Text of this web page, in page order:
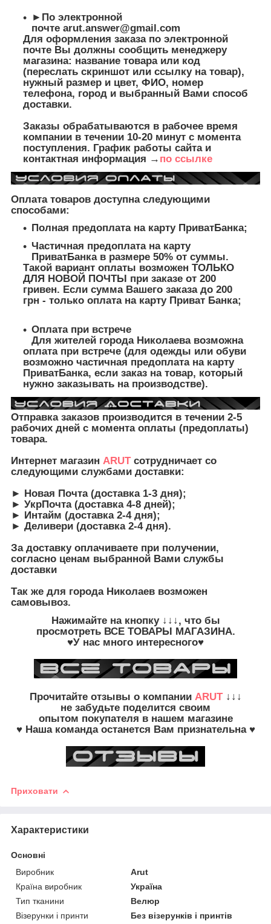
►По электронной
почте arut.answer@gmail.com
Для оформления заказа по электронной
почте Вы должны сообщить менеджеру
магазина: название товара или код
(переслать скриншот или ссылку на товар),
нужный размер и цвет, ФИО, номер
телефона, город и выбранный Вами способ
доставки.
Заказы обрабатываются в рабочее время
компании в течении 10-20 минут с момента
поступления. График работы сайта и
контактная информация → по ссылке
Оплата товаров доступна следующими
способами:
Полная предоплата на карту ПриватБанка;
Частичная предоплата на карту
ПриватБанка в размере 50% от суммы.
Такой вариант оплаты возможен ТОЛЬКО
ДЛЯ НОВОЙ ПОЧТЫ при заказе от 200
гривен. Если сумма Вашего заказа до 200
грн - только оплата на карту Приват Банка;
Оплата при встрече
Для жителей города Николаева возможна
оплата при встрече (для одежды или обуви
возможно частичная предоплата на карту
ПриватБанка, если заказ на товар, который
нужно заказывать на производстве).
Отправка заказов производится в течении 2-5
рабочих дней с момента оплаты (предоплаты)
товара.
Интернет магазин ARUTсотрудничает со
следующими службами доставки:
► Новая Почта (доставка 1-3 дня);
► УкрПочта (доставка 4-8 дней);
► Интайм (доставка 2-4 дня);
► Деливери (доставка 2-4 дня).
За доставку оплачиваете при получении,
согласно ценам выбранной Вами службы
доставки
Так же для города Николаев возможен
самовывоз.
Нажимайте на кнопку↓↓↓, что бы
просмотреть ВСЕ ТОВАРЫ МАГАЗИНА.
♥У нас много интересного♥
Прочитайте отзывы о компании ARUT↓↓↓
не забудьте поделится своим
опытом покупателя в нашем магазине
♥ Наша команда останется Вам признательна ♥
Приховати
Характеристики
Основні
Виробник
Arut
Країна виробник
Україна
Тип тканини
Велюр
Візерунки і принти
Без візерунків і принтів